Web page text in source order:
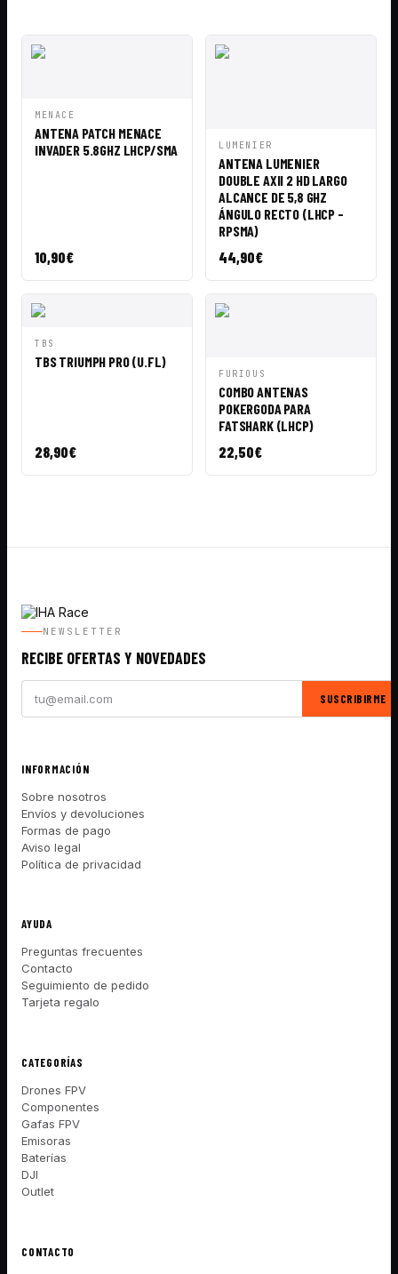
VISTA
MENACE
ANTENA PATCH MENACE
INVADER 5.8GHZ LHCP/SMA
10,90€
VISTA
LUMENIER
ANTENA LUMENIER
DOUBLE AXII 2 HD LARGO
ALCANCE DE 5,8 GHZ
ÁNGULO RECTO (LHCP -
RPSMA)
44,90€
VISTA
TBS
TBS TRIUMPH PRO (U.FL)
28,90€
VISTA
FURIOUS
COMBO ANTENAS
POKERGODA PARA
FATSHARK (LHCP)
22,50€
NEWSLETTER
RECIBE OFERTAS Y NOVEDADES
SUSCRIBIRME
INFORMACIÓN
Sobre nosotros
Envíos y devoluciones
Formas de pago
Aviso legal
Política de privacidad
AYUDA
Preguntas frecuentes
Contacto
Seguimiento de pedido
Tarjeta regalo
CATEGORÍAS
Drones FPV
Componentes
Gafas FPV
Emisoras
Baterías
DJI
Outlet
CONTACTO